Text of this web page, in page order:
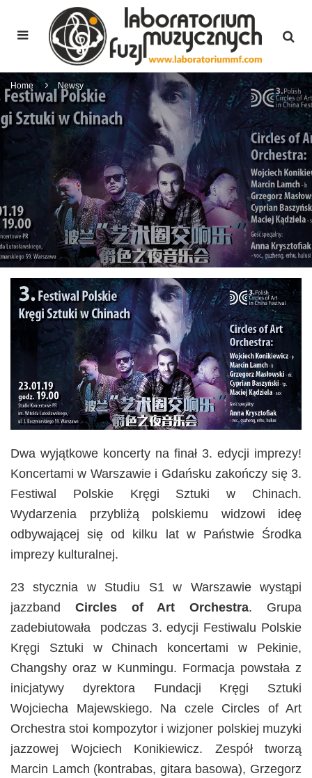
Home Newsy
Dwa wyjątkowe koncerty na finał 3. edycji imprezy!
Koncertami w Warszawie i Gdańsku zakończy się 3.
Festiwal Polskie Kręgi Sztuki w Chinach.
Wydarzenia przybliżą polskiemu widzowi ideę
odbywającej się od kilku lat w Państwie Środka
imprezy kulturalnej.
23 stycznia w Studiu S1 w Warszawie wystąpi
jazzband Circles of Art Orchestra. Grupa
zadebiutowała podczas 3. edycji Festiwalu Polskie
Kręgi Sztuki w Chinach koncertami w Pekinie,
Changshy oraz w Kunmingu. Formacja powstała z
inicjatywy dyrektora Fundacji Kręgi Sztuki
Wojciecha Majewskiego. Na czele Circles of Art
Orchestra stoi kompozytor i wizjoner polskiej muzyki
jazzowej Wojciech Konikiewicz. Zespół tworzą
Marcin Lamch (kontrabas, gitara basowa), Grzegorz